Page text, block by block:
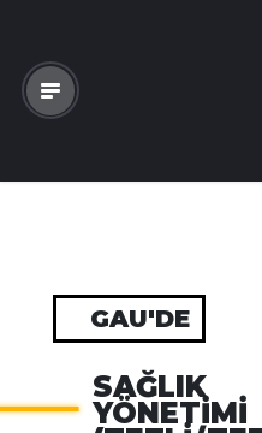
GAU'DE
SAĞLIK
YÖNETIMI